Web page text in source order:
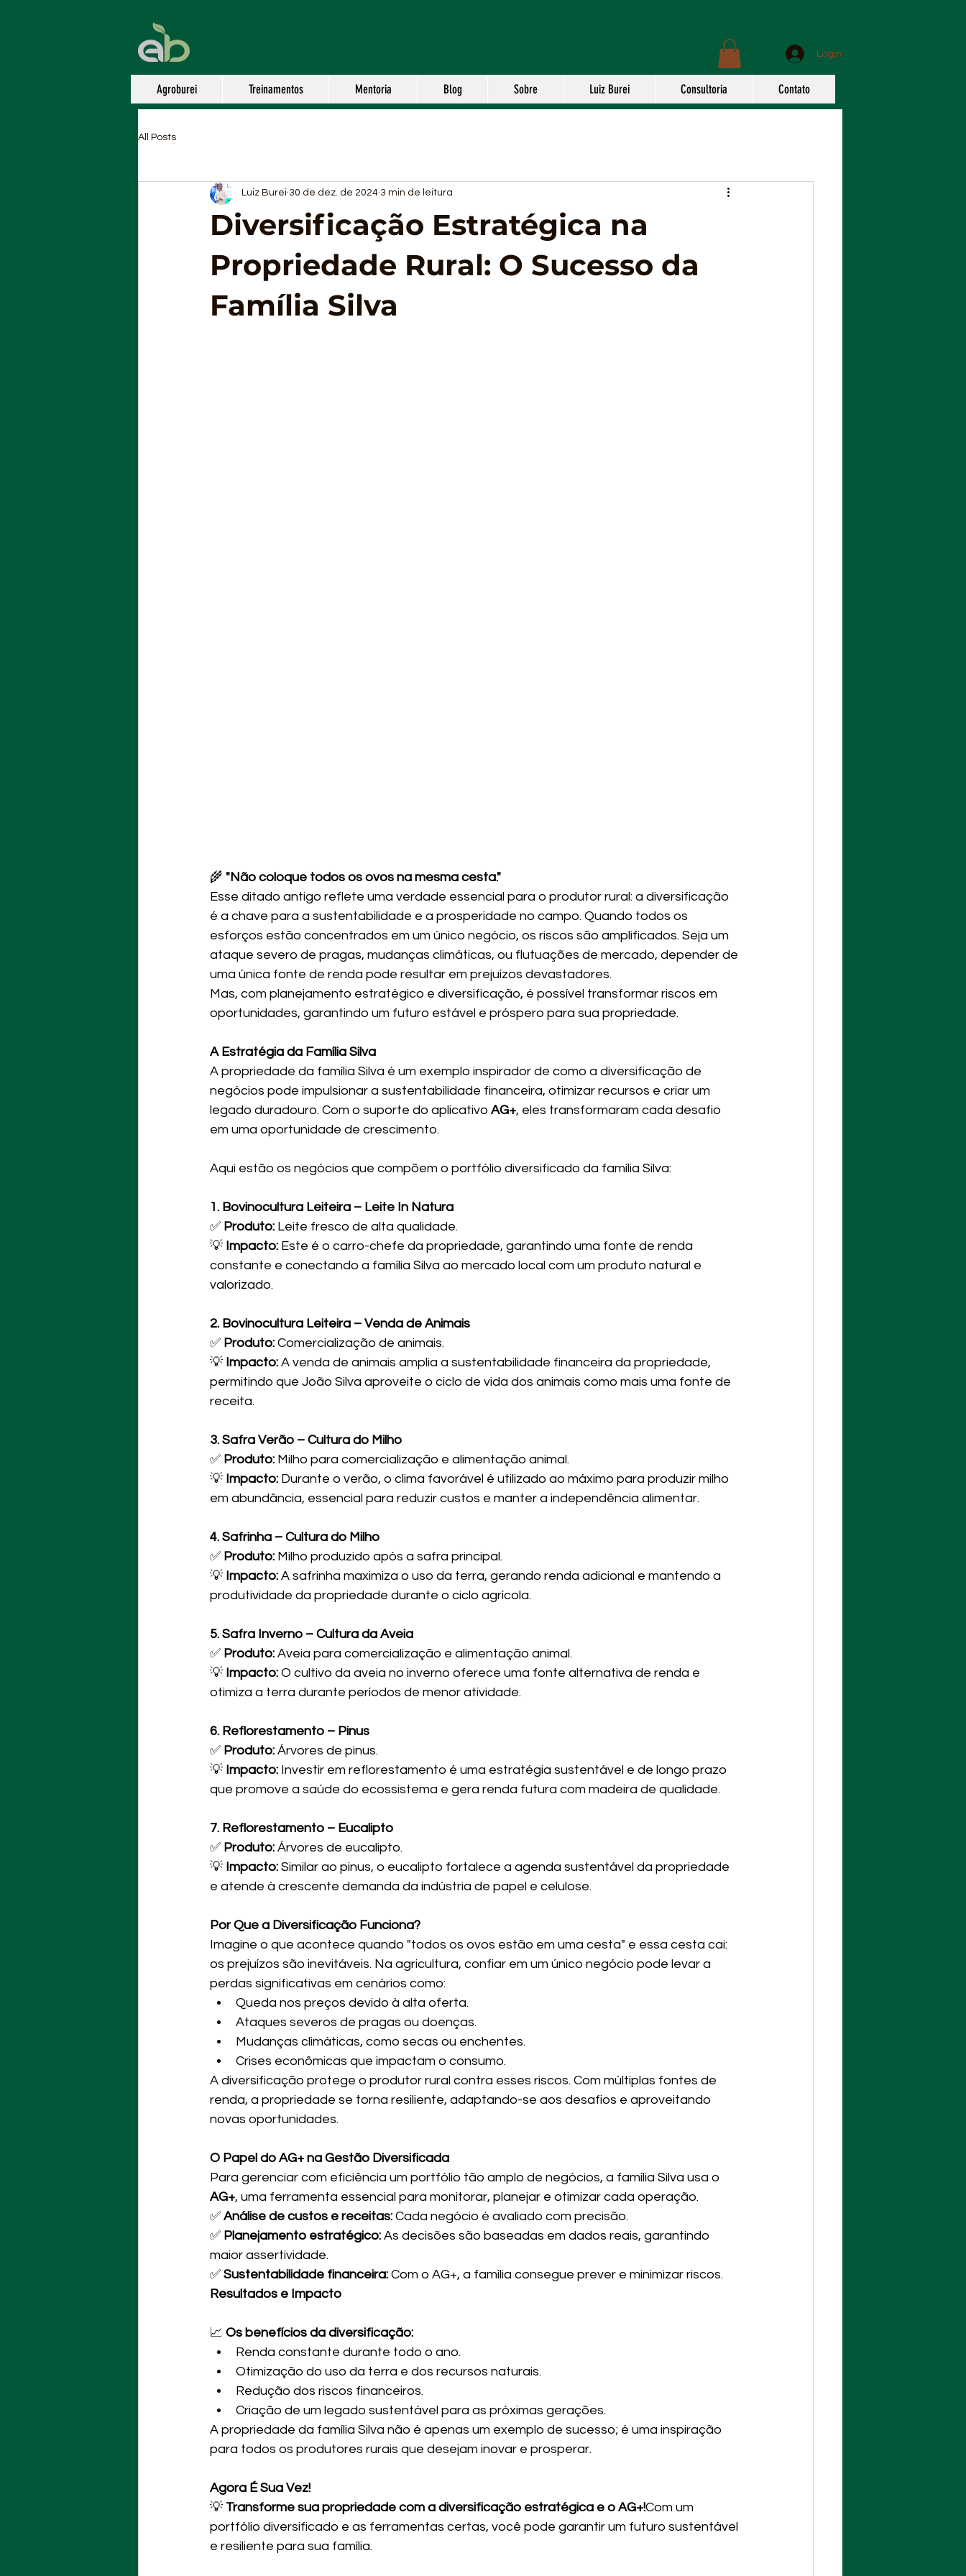
Login
Agroburei Treinamentos Mentoria Blog Sobre Luiz Burei Consultoria Contato
All Posts
Diversificação Estratégica na
Propriedade Rural: O Sucesso da
Família Silva
Luiz Burei 30 de dez. de 2024 3 min de leitura
🌾 "Não coloque todos os ovos na mesma cesta."
Esse ditado antigo reflete uma verdade essencial para o produtor rural: a diversificação
é a chave para a sustentabilidade e a prosperidade no campo. Quando todos os
esforços estão concentrados em um único negócio, os riscos são amplificados. Seja um
ataque severo de pragas, mudanças climáticas, ou flutuações de mercado, depender de
uma única fonte de renda pode resultar em prejuízos devastadores.
Mas, com planejamento estratégico e diversificação, é possível transformar riscos em
oportunidades, garantindo um futuro estável e próspero para sua propriedade.
A Estratégia da Família Silva
A propriedade da família Silva é um exemplo inspirador de como a diversificação de
negócios pode impulsionar a sustentabilidade financeira, otimizar recursos e criar um
legado duradouro. Com o suporte do aplicativo AG+, eles transformaram cada desafio
em uma oportunidade de crescimento.
Aqui estão os negócios que compõem o portfólio diversificado da família Silva:
1. Bovinocultura Leiteira – Leite In Natura
✅ Produto: Leite fresco de alta qualidade.
💡 Impacto: Este é o carro-chefe da propriedade, garantindo uma fonte de renda
constante e conectando a família Silva ao mercado local com um produto natural e
valorizado.
2. Bovinocultura Leiteira – Venda de Animais
✅ Produto: Comercialização de animais.
💡 Impacto: A venda de animais amplia a sustentabilidade financeira da propriedade,
permitindo que João Silva aproveite o ciclo de vida dos animais como mais uma fonte de
receita.
3. Safra Verão – Cultura do Milho
✅ Produto: Milho para comercialização e alimentação animal.
💡 Impacto: Durante o verão, o clima favorável é utilizado ao máximo para produzir milho
em abundância, essencial para reduzir custos e manter a independência alimentar.
4. Safrinha – Cultura do Milho
✅ Produto: Milho produzido após a safra principal.
💡 Impacto: A safrinha maximiza o uso da terra, gerando renda adicional e mantendo a
produtividade da propriedade durante o ciclo agrícola.
5. Safra Inverno – Cultura da Aveia
✅ Produto: Aveia para comercialização e alimentação animal.
💡 Impacto: O cultivo da aveia no inverno oferece uma fonte alternativa de renda e
otimiza a terra durante períodos de menor atividade.
6. Reflorestamento – Pinus
✅ Produto: Árvores de pinus.
💡 Impacto: Investir em reflorestamento é uma estratégia sustentável e de longo prazo
que promove a saúde do ecossistema e gera renda futura com madeira de qualidade.
7. Reflorestamento – Eucalipto
✅ Produto: Árvores de eucalipto.
💡 Impacto: Similar ao pinus, o eucalipto fortalece a agenda sustentável da propriedade
e atende à crescente demanda da indústria de papel e celulose.
Por Que a Diversificação Funciona?
Imagine o que acontece quando "todos os ovos estão em uma cesta" e essa cesta cai:
os prejuízos são inevitáveis. Na agricultura, confiar em um único negócio pode levar a
perdas significativas em cenários como:
Queda nos preços devido à alta oferta.
Ataques severos de pragas ou doenças.
Mudanças climáticas, como secas ou enchentes.
Crises econômicas que impactam o consumo.
A diversificação protege o produtor rural contra esses riscos. Com múltiplas fontes de
renda, a propriedade se torna resiliente, adaptando-se aos desafios e aproveitando
novas oportunidades.
O Papel do AG+ na Gestão Diversificada
Para gerenciar com eficiência um portfólio tão amplo de negócios, a família Silva usa o
AG+, uma ferramenta essencial para monitorar, planejar e otimizar cada operação.
✅ Análise de custos e receitas: Cada negócio é avaliado com precisão.
✅ Planejamento estratégico: As decisões são baseadas em dados reais, garantindo
maior assertividade.
✅ Sustentabilidade financeira: Com o AG+, a família consegue prever e minimizar riscos.
Resultados e Impacto
📈 Os benefícios da diversificação:
Renda constante durante todo o ano.
Otimização do uso da terra e dos recursos naturais.
Redução dos riscos financeiros.
Criação de um legado sustentável para as próximas gerações.
A propriedade da família Silva não é apenas um exemplo de sucesso; é uma inspiração
para todos os produtores rurais que desejam inovar e prosperar.
Agora É Sua Vez!
💡 Transforme sua propriedade com a diversificação estratégica e o AG+!Com um
portfólio diversificado e as ferramentas certas, você pode garantir um futuro sustentável
e resiliente para sua família.